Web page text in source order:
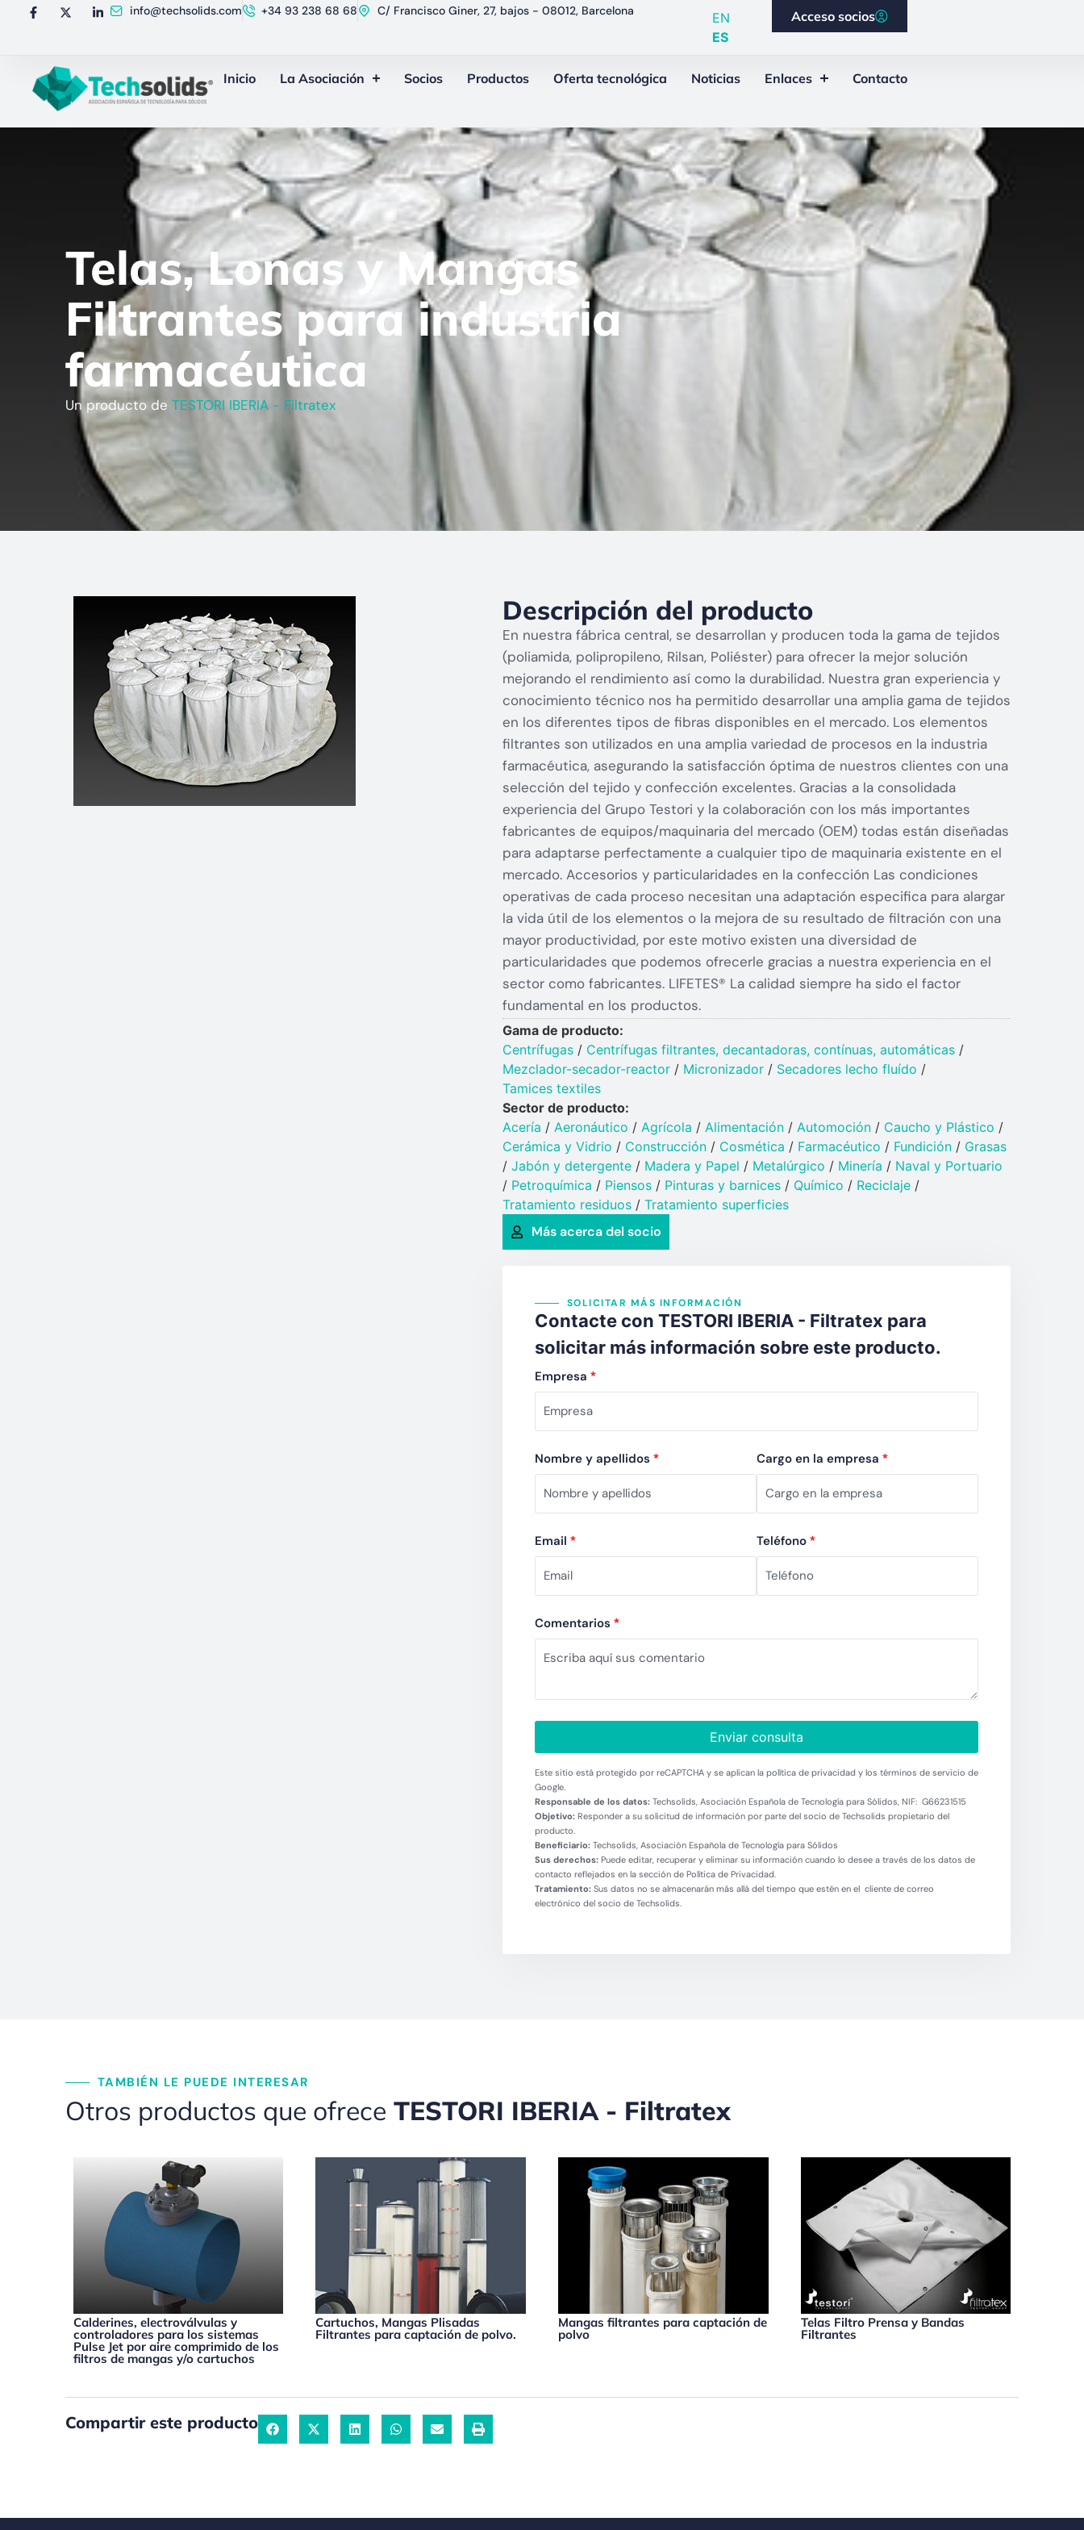
info@techsolids.com +34 93 238 68 68 C/ Francisco Giner, 27, bajos - 08012, Barcelona
EN
ES
Acceso socios
Inicio La Asociación Socios Productos Oferta tecnológica Noticias Enlaces Contacto
Telas, Lonas y Mangas
Filtrantes para industria
farmacéutica
Un producto de TESTORI IBERIA - Filtratex
Descripción del producto
En nuestra fábrica central, se desarrollan y producen toda la gama de tejidos
(poliamida, polipropileno, Rilsan, Poliéster) para ofrecer la mejor solución
mejorando el rendimiento así como la durabilidad. Nuestra gran experiencia y
conocimiento técnico nos ha permitido desarrollar una amplia gama de tejidos
en los diferentes tipos de fibras disponibles en el mercado. Los elementos
filtrantes son utilizados en una amplia variedad de procesos en la industria
farmacéutica, asegurando la satisfacción óptima de nuestros clientes con una
selección del tejido y confección excelentes. Gracias a la consolidada
experiencia del Grupo Testori y la colaboración con los más importantes
fabricantes de equipos/maquinaria del mercado (OEM) todas están diseñadas
para adaptarse perfectamente a cualquier tipo de maquinaria existente en el
mercado. Accesorios y particularidades en la confección Las condiciones
operativas de cada proceso necesitan una adaptación especifica para alargar
la vida útil de los elementos o la mejora de su resultado de filtración con una
mayor productividad, por este motivo existen una diversidad de
particularidades que podemos ofrecerle gracias a nuestra experiencia en el
sector como fabricantes. LIFETES® La calidad siempre ha sido el factor
fundamental en los productos.
Gama de producto:
Centrífugas/ Centrífugas filtrantes, decantadoras, contínuas, automáticas/
Mezclador-secador-reactor/ Micronizador/ Secadores lecho fluído /
Tamices textiles
Sector de producto:
Acería / Aeronáutico / Agrícola / Alimentación/ Automoción/ Caucho y Plástico​ /
Cerámica y Vidrio​ / Construcción/ Cosmética / Farmacéutico / Fundición/ Grasas
/ Jabón y detergente​/ Madera y Papel / Metalúrgico / Minería / Naval y Portuario​
/ Petroquímica​ / Piensos/ Pinturas y barnices​/ Químico​ / Reciclaje/
Tratamiento residuos/ Tratamiento superficies
Más acerca del socio
SOLICITAR MÁS INFORMACIÓN
Contacte con TESTORI IBERIA - Filtratex para
solicitar más información sobre este producto.
Empresa *
Nombre y apellidos * Cargo en la empresa*
Email * Teléfono*
Comentarios *
Enviar consulta
Este sitio está protegido por reCAPTCHA y se aplican la política de privacidad y los términos de servicio de
Google.
Responsable de los datos:Techsolids, Asociación Española de Tecnología para Sólidos, NIF: G66231515
Objetivo:Responder a su solicitud de información por parte del socio de Techsolids propietario del
producto.
Beneficiario:Techsolids, Asociación Española de Tecnología para Sólidos
Sus derechos:Puede editar, recuperar y eliminar su información cuando lo desee a través de los datos de
contacto reflejados en la sección de Política de Privacidad.
Tratamiento:Sus datos no se almacenarán más allá del tiempo que estén en el cliente de correo
electrónico del socio de Techsolids.
TAMBIÉN LE PUEDE INTERESAR
Otros productos que ofrece TESTORI IBERIA - Filtratex
Calderines, electroválvulas y
controladores para los sistemas
Pulse Jet por aire comprimido de los
filtros de mangas y/o cartuchos
Cartuchos, Mangas Plisadas
Filtrantes para captación de polvo.
Mangas filtrantes para captación de
polvo
Telas Filtro Prensa y Bandas
Filtrantes
Compartir este producto